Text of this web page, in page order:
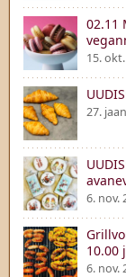
02.11
15.
27.
6. nov.
10.00
6. nov.